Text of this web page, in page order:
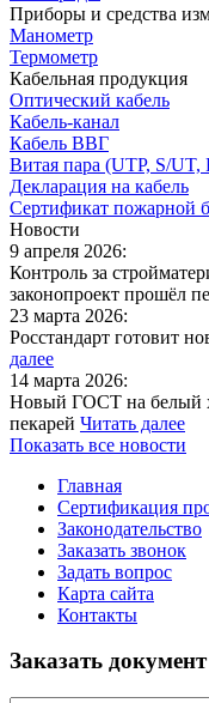
Приборы и средства
Манометр
Термометр
Кабельная продукция
Оптический кабель
Кабель-канал
Кабель ВВГ
Витая пара (UTP, S/UT,
Декларация на кабель
Сертификат пожарной
Новости
9 апреля 2026:
Контроль за
законопроект прошёл
23 марта 2026:
Росстандарт готовит
далее
14 марта 2026:
Новый ГОСТ на белый
пекарей Читать далее
Показать все новости
Главная
Сертификация
Законодательство
Заказать звонок
Задать вопрос
Карта сайта
Контакты
Заказать